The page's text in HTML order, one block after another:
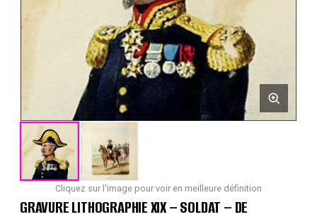
Cliquez sur l'image pour voir en meilleure définition
GRAVURE LITHOGRAPHIE XIX – SOLDAT – DE